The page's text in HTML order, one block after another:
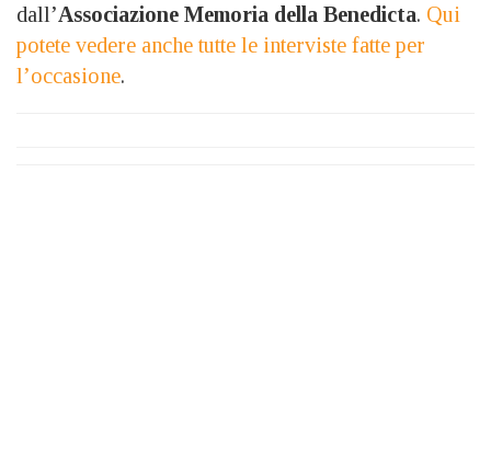
dall’Associazione Memoria della Benedicta. Qui
potete vedere anche tutte le interviste fatte per
l’occasione.